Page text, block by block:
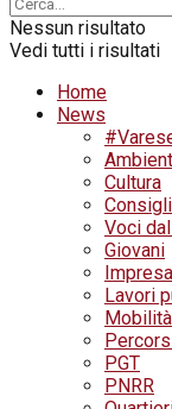
Nessun risultato
Vedi tutti i risultati
Home
News
Cultura
Voci
Giovani
Lavori
Mobilità
PGT
PNRR